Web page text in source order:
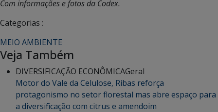
Com informações e fotos da Codex.
Categorias :
MEIO AMBIENTE
Veja Também
DIVERSIFICAÇÃO ECONÔMICAGeral
Motor do Vale da Celulose, Ribas reforça
protagonismo no setor florestal mas abre espaço para
a diversificação com citrus e amendoim